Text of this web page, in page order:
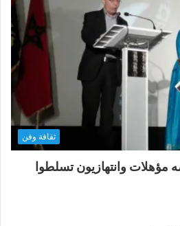
ثقافة وفن
مؤهلات وانتهازيون تسلطوا